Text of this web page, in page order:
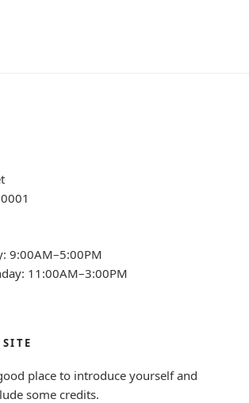
9:00AM–5:00PM
11:00AM–3:00PM
place to introduce yourself and
some credits.